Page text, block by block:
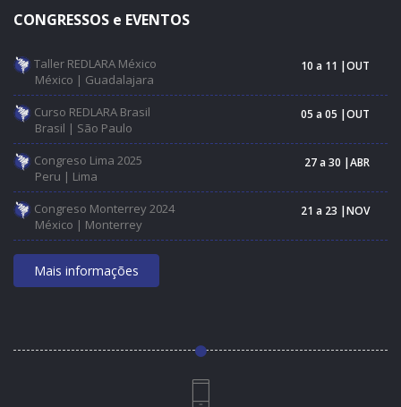
CONGRESSOS e EVENTOS
Taller REDLARA México
México | Guadalajara
10 a 11 |OUT
Curso REDLARA Brasil
Brasil | São Paulo
05 a 05 |OUT
Congreso Lima 2025
Peru | Lima
27 a 30 |ABR
Congreso Monterrey 2024
México | Monterrey
21 a 23 |NOV
Mais informações